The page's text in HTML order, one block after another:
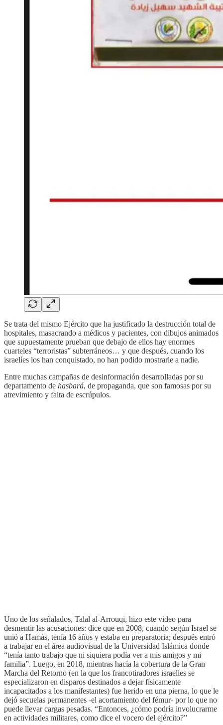
Se trata del mismo Ejército que ha justificado la destrucción total de
hospitales, masacrando a médicos y pacientes, con dibujos animados
que supuestamente prueban que debajo de ellos hay enormes
cuarteles “terroristas” subterráneos… y que después, cuando los
israelíes los han conquistado, no han podido mostrarle a nadie.
Entre muchas campañas de desinformación desarrolladas por su
departamento de hasbará, de propaganda, que son famosas por su
atrevimiento y falta de escrúpulos.
Uno de los señalados, Talal al-Arrouqi, hizo este video para
desmentir las acusaciones: dice que en 2008, cuando según Israel se
unió a Hamás, tenía 16 años y estaba en preparatoria; después entró
a trabajar en el área audiovisual de la Universidad Islámica donde
“tenía tanto trabajo que ni siquiera podía ver a mis amigos y mi
familia”. Luego, en 2018, mientras hacía la cobertura de la Gran
Marcha del Retorno (en la que los francotiradores israelíes se
especializaron en disparos destinados a dejar físicamente
incapacitados a los manifestantes) fue herido en una pierna, lo que le
dejó secuelas permanentes -el acortamiento del fémur- por lo que no
puede llevar cargas pesadas. “Entonces, ¿cómo podría involucrarme
en actividades militares, como dice el vocero del ejército?”